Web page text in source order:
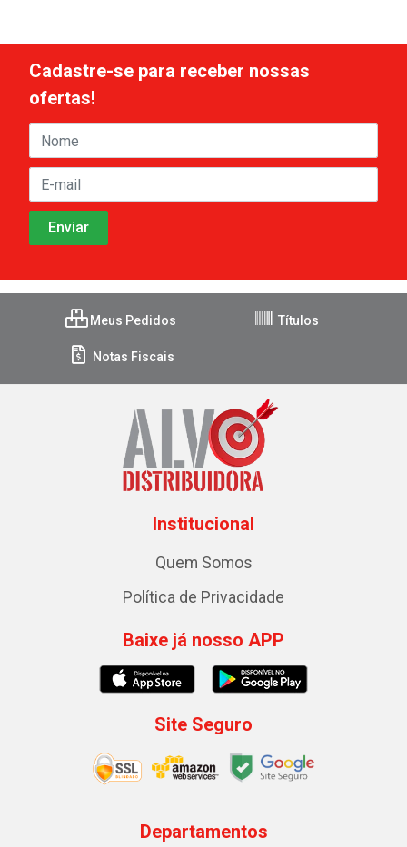
Cadastre-se para receber nossas
ofertas!
Meus Pedidos Títulos
Notas Fiscais
Institucional
Quem Somos
Política de Privacidade
Baixe já nosso APP
Site Seguro
Departamentos